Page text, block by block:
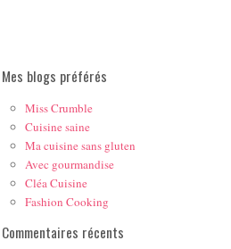
Mes blogs préférés
Miss Crumble
Cuisine saine
Ma cuisine sans gluten
Avec gourmandise
Cléa Cuisine
Fashion Cooking
Commentaires récents